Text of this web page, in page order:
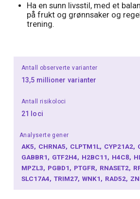
Ha en sunn livsstil, med et
på frukt og grønnsaker og
trening.
Antall observerte varianter
13,5 millioner varianter
Antall risikoloci
21 loci
Analyserte gener
AK5 CHRNA5 CLPTM1L CYP21A2
GABBR1 GTF2H4 H2BC11 H4C8
MPZL3 PGBD1 PTGFR RNASET2
SLC17A4 TRIM27 WNK1 RAD52